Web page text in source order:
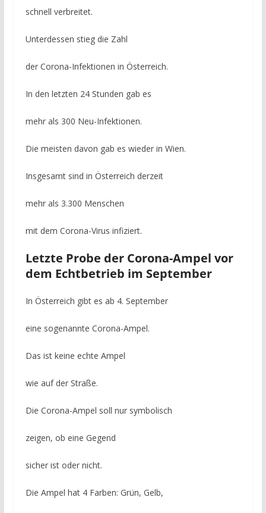
schnell verbreitet.
Unterdessen stieg die Zahl
der Corona-Infektionen in Österreich.
In den letzten 24 Stunden gab es
mehr als 300 Neu-Infektionen.
Die meisten davon gab es wieder in Wien.
Insgesamt sind in Österreich derzeit
mehr als 3.300 Menschen
mit dem Corona-Virus infiziert.
Letzte Probe der Corona-Ampel vor
dem Echtbetrieb im September
In Österreich gibt es ab 4. September
eine sogenannte Corona-Ampel.
Das ist keine echte Ampel
wie auf der Straße.
Die Corona-Ampel soll nur symbolisch
zeigen, ob eine Gegend
sicher ist oder nicht.
Die Ampel hat 4 Farben: Grün, Gelb,